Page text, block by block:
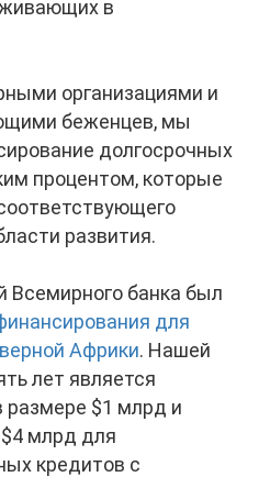
в
организациями и
беженцев, мы
долгосрочных
процентом, которые
развития.
Всемирного банка был
для
Африки. Нашей
лет является
размере $1 млрд и
млрд для
кредитов с